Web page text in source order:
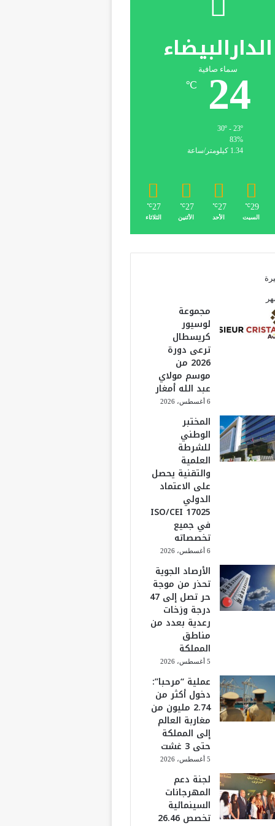
الدارالبيضاء
سماء صافية
24
℃
30º - 23º
83%
1.34 كيلومتر/ساعة
29
℃
السبت
27
℃
الأحد
27
℃
الأثنين
27
℃
الثلاثاء
مجموعة
لوسيور
كريسطال
ترعى دورة
2026 من
موسم مولاي
عبد الله أمغار
6 أغسطس، 2026
المختبر
الوطني
للشرطة
العلمية
والتقنية يحصل
على الاعتماد
الدولي
ISO/CEI 17025
في جميع
تخصصاته
6 أغسطس، 2026
الأرصاد الجوية
تحذر من موجة
حر تصل إلى 47
درجة وزخات
رعدية بعدد من
مناطق
المملكة
5 أغسطس، 2026
عملية “مرحبا”:
دخول أكثر من
2.74 مليون من
مغاربة العالم
إلى المملكة
حتى 3 غشت
5 أغسطس، 2026
لجنة دعم
المهرجانات
السينمائية
تخصص 26.46